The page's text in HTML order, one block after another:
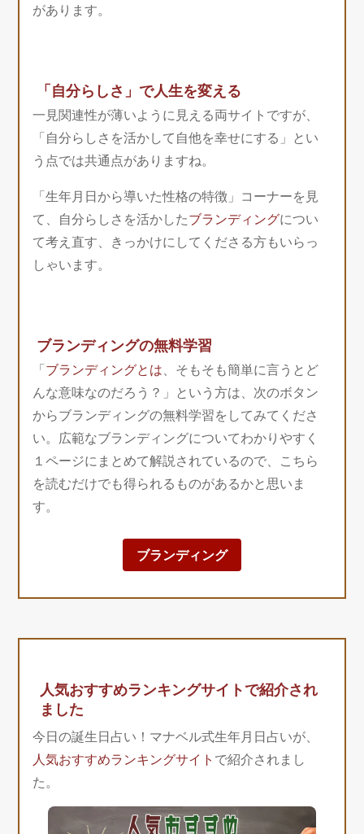
があります。
「自分らしさ」で人生を変える
一見関連性が薄いように見える両サイトですが、
「自分らしさを活かして自他を幸せにする」とい
う点では共通点がありますね。
「生年月日から導いた性格の特徴」コーナーを見
て、自分らしさを活かしたブランディングについ
て考え直す、きっかけにしてくださる方もいらっ
しゃいます。
ブランディングの無料学習
「ブランディングとは、そもそも簡単に言うとど
んな意味なのだろう？」という方は、次のボタン
からブランディングの無料学習をしてみてくださ
い。広範なブランディングについてわかりやすく
１ページにまとめて解説されているので、こちら
を読むだけでも得られるものがあるかと思いま
す。
ブランディング
人気おすすめランキングサイトで紹介され
ました
今日の誕生日占い！マナベル式生年月日占いが、
人気おすすめランキングサイト で紹介されまし
た。